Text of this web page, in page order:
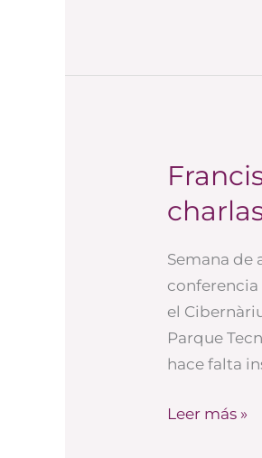
de
Semana de
conferencia
el
Parque
hace falta
Francis
Pisani
en
interesantes)
Leer más »